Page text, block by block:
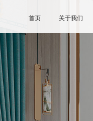
首页 关于我们